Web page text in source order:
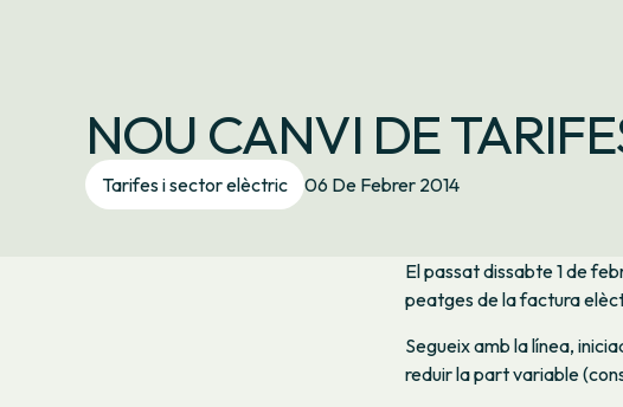
NOU CANVI DE
Tarifes i sector elèctric 06 De Febrer 2014
El passat dissabte 1 de
peatges de la factura
Segueix amb la línea,
reduir la part variable